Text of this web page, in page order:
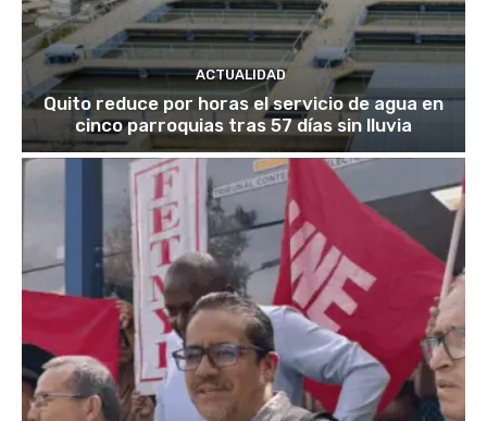
ACTUALIDAD
Quito reduce por horas el servicio de agua en
cinco parroquias tras 57 días sin lluvia